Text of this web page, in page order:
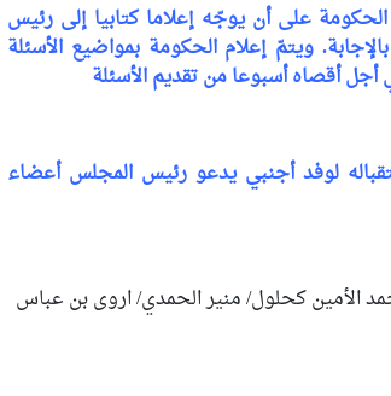
على أن يوجّه إعلاما كتابيا إلى رئيس
ويتمّ إعلام الحكومة بمواضيع الأسئلة
أقصاه أسبوعا من تقديم الأسئلة
لوفد أجنبي يدعو رئيس المجلس أعضاء
الأمين كحلول/منير الحمدي/ اروى بن عباس